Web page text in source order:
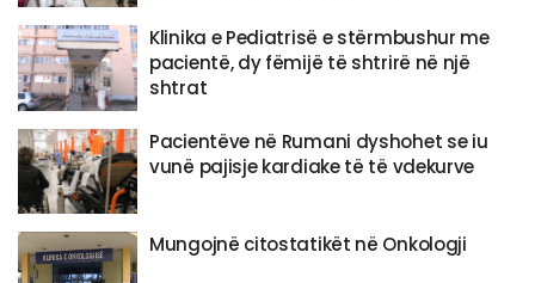
Klinika e Pediatrisë e stërmbushur me
pacientë, dy fëmijë të shtrirë në një
shtrat
Pacientëve në Rumani dyshohet se iu
vunë pajisje kardiake të të vdekurve
Mungojnë citostatikët në Onkologji